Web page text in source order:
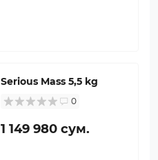
Serious Mass 5,5 kg
0
1 149 980 сум.